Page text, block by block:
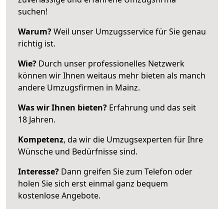
suchen!
Warum?Weil unser Umzugsservice für Sie genau
richtig ist.
Wie? Durch unser professionelles Netzwerk
können wir Ihnen weitaus mehr bieten als manch
andere Umzugsfirmen in Mainz.
Was wir Ihnen bieten? Erfahrung und das seit
18 Jahren.
Kompetenz, da wir die Umzugsexperten für Ihre
Wünsche und Bedürfnisse sind.
Interesse? Dann greifen Sie zum Telefon oder
holen Sie sich erst einmal ganz bequem
kostenlose Angebote.